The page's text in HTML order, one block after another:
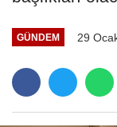
GÜNDEM 29